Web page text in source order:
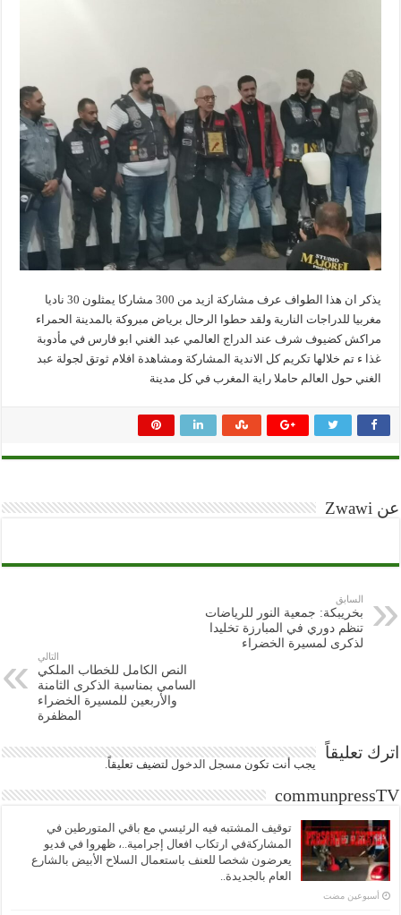
يذكر ان هذا الطواف عرف مشاركة ازيد من 300 مشاركا يمثلون 30 ناديا
مغربيا للدراجات النارية ولقد حطوا الرحال برياض مبروكة بالمدينة الحمراء
مراكش كضيوف شرف عند الدراج العالمي عبد الغني ابو فارس في مأدوبة
غذا ء تم خلالها تكريم كل الاندية المشاركة ومشاهدة افلام ثوتق لجولة عبد
الغني حول العالم حاملا راية المغرب في كل مدينة
عن Zwawi
السابق
بخريبكة: جمعية النور للرياضات
تنظم دوري في المبارزة تخليدا
لذكرى لمسيرة الخضراء
التالي
النص الكامل للخطاب الملكي
السامي بمناسبة الذكرى الثامنة
والأربعين للمسيرة الخضراء
المظفرة
اترك تعليقاً
يجب أنت تكون مسجل الدخول لتضيف تعليقاً.
communpressTV
توقيف المشتبه فيه الرئيسي مع باقي المتورطين في
المشاركةفي ارتكاب افعال إجرامية..، ظهروا في فديو
يعرضون شخصا للعنف باستعمال السلاح الأبيض بالشارع
العام بالجديدة..
‏أسبوعين مضت